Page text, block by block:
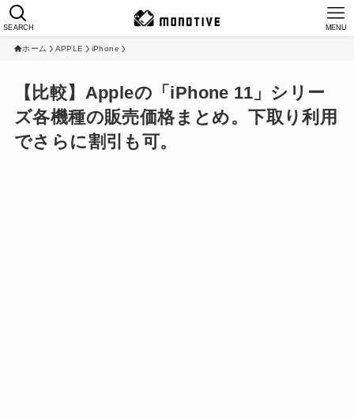
SEARCH MENU
ホーム APPLE iPhone
【比較】Appleの「iPhone 11」シリー
ズ各機種の販売価格まとめ。下取り利用
でさらに割引も可。